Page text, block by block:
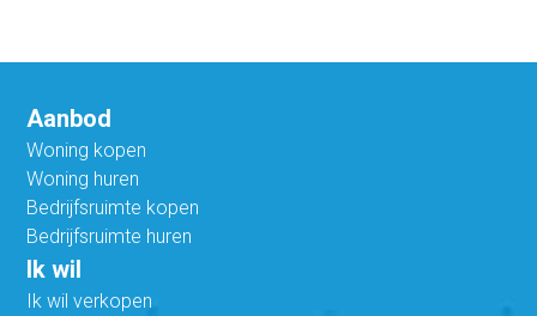
Aanbod
Woning kopen
Woning huren
Bedrijfsruimte kopen
Bedrijfsruimte huren
Ik wil
Ik wil verkopen